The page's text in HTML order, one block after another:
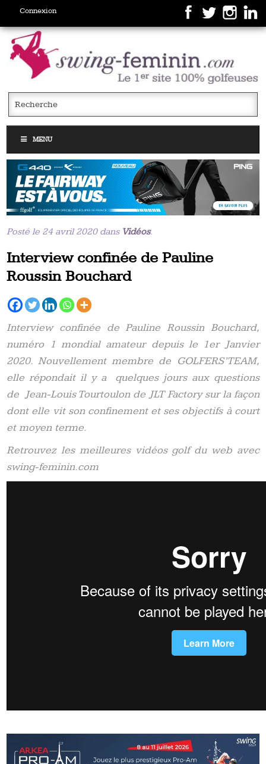
Connexion
MENU
Posté le 24 avril 2020 dans Vidéos.
Interview confinée de Pauline
Roussin Bouchard
Interview confinée de Pauline Roussin Bouchard,
numéro 1 mondial amateur depuis le 1er Janvier
2020. Nouvellement membre de GOLFERS’TEAM,
elle répondait il y a quelques jours aux questions
de Jean-Louis Tourtoulon de JLT Factory sur la façon
dont elle vit son confinement et ses objectifs à court
et moyen terme.
Retrouvez les meilleures vidéos golf du web avec
swing-feminin.com